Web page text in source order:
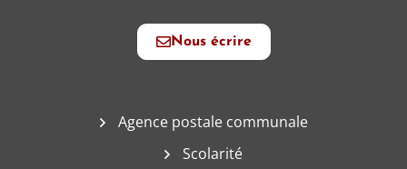
Nous écrire
Agence postale communale
Scolarité